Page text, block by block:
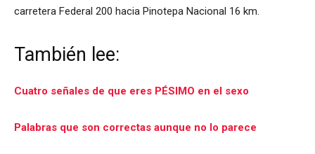
carretera Federal 200 hacia Pinotepa Nacional 16 km.
También lee:
Cuatro señales de que eres PÉSIMO en el sexo
Palabras que son correctas aunque no lo parece